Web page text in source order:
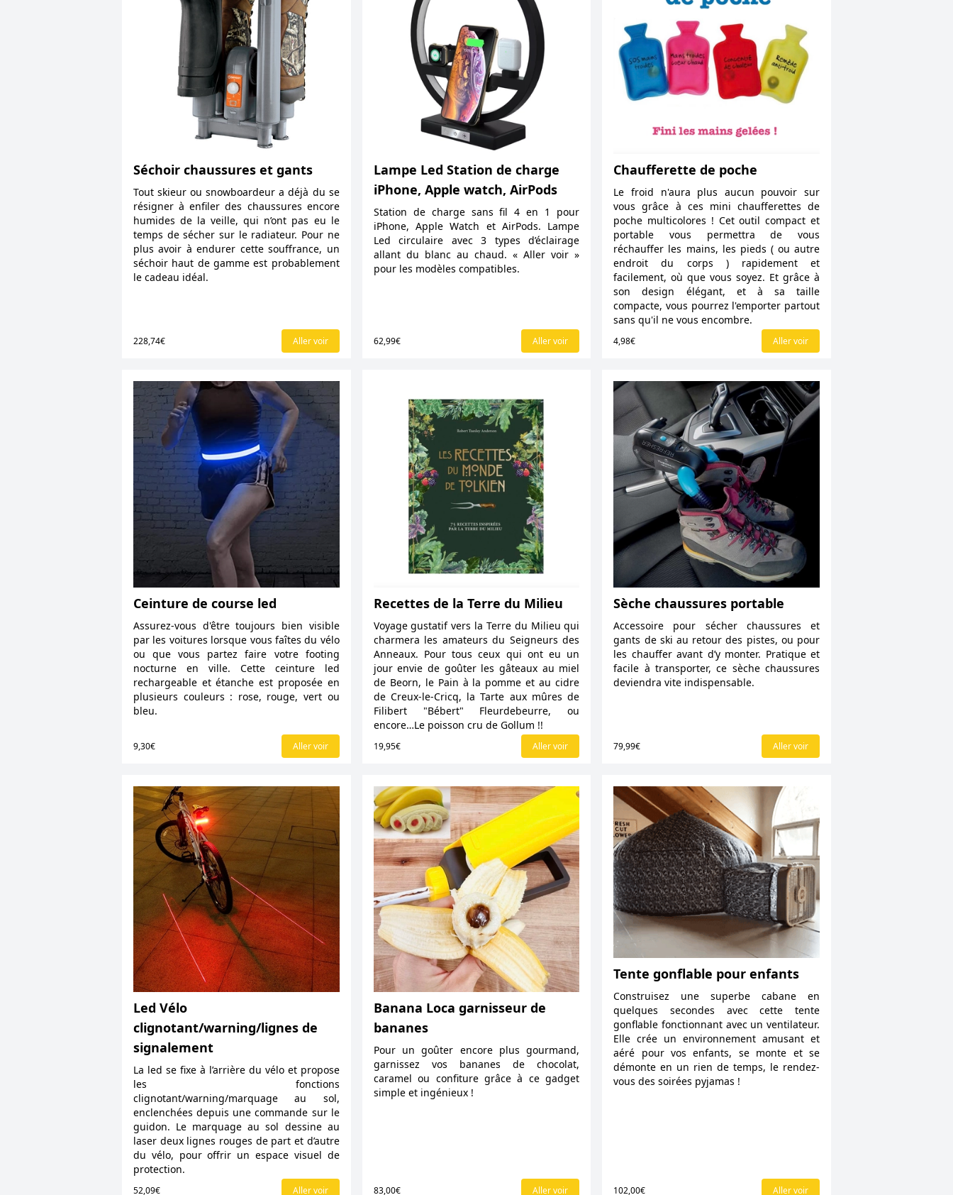
Séchoir chaussures et gants
Tout skieur ou snowboardeur a déjà du se
résigner à enfiler des chaussures encore
humides de la veille, qui n’ont pas eu le
temps de sécher sur le radiateur. Pour ne
plus avoir à endurer cette souffrance, un
séchoir haut de gamme est probablement
le cadeau idéal.
228,74€ Aller voir
Lampe Led Station de charge
iPhone, Apple watch, AirPods
Station de charge sans fil 4 en 1 pour
iPhone, Apple Watch et AirPods. Lampe
Led circulaire avec 3 types d’éclairage
allant du blanc au chaud. « Aller voir »
pour les modèles compatibles.
62,99€ Aller voir
Chaufferette de poche
Le froid n'aura plus aucun pouvoir sur
vous grâce à ces mini chaufferettes de
poche multicolores ! Cet outil compact et
portable vous permettra de vous
réchauffer les mains, les pieds ( ou autre
endroit du corps ) rapidement et
facilement, où que vous soyez. Et grâce à
son design élégant, et à sa taille
compacte, vous pourrez l'emporter partout
sans qu'il ne vous encombre.
4,98€ Aller voir
Ceinture de course led
Assurez-vous d'être toujours bien visible
par les voitures lorsque vous faîtes du vélo
ou que vous partez faire votre footing
nocturne en ville. Cette ceinture led
rechargeable et étanche est proposée en
plusieurs couleurs : rose, rouge, vert ou
bleu.
9,30€ Aller voir
Recettes de la Terre du Milieu
Voyage gustatif vers la Terre du Milieu qui
charmera les amateurs du Seigneurs des
Anneaux. Pour tous ceux qui ont eu un
jour envie de goûter les gâteaux au miel
de Beorn, le Pain à la pomme et au cidre
de Creux-le-Cricq, la Tarte aux mûres de
Filibert "Bébert" Fleurdebeurre, ou
encore…Le poisson cru de Gollum !!
19,95€ Aller voir
Sèche chaussures portable
Accessoire pour sécher chaussures et
gants de ski au retour des pistes, ou pour
les chauffer avant d’y monter. Pratique et
facile à transporter, ce sèche chaussures
deviendra vite indispensable.
79,99€ Aller voir
Led Vélo
clignotant/warning/lignes de
signalement
La led se fixe à l’arrière du vélo et propose
les fonctions
clignotant/warning/marquage au sol,
enclenchées depuis une commande sur le
guidon. Le marquage au sol dessine au
laser deux lignes rouges de part et d’autre
du vélo, pour offrir un espace visuel de
protection.
52,09€ Aller voir
Banana Loca garnisseur de
bananes
Pour un goûter encore plus gourmand,
garnissez vos bananes de chocolat,
caramel ou confiture grâce à ce gadget
simple et ingénieux !
83,00€ Aller voir
Tente gonflable pour enfants
Construisez une superbe cabane en
quelques secondes avec cette tente
gonflable fonctionnant avec un ventilateur.
Elle crée un environnement amusant et
aéré pour vos enfants, se monte et se
démonte en un rien de temps, le rendez-
vous des soirées pyjamas !
102,00€ Aller voir